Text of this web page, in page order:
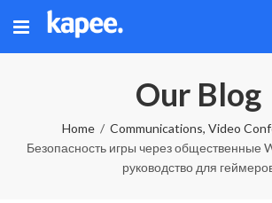
Our Blog
Home
Communications, Video
Безопасность игры через общественные
руководство для